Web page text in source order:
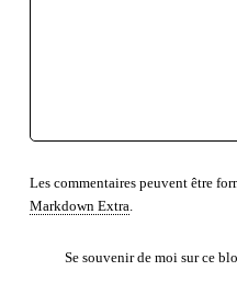
Les commentaires peuvent être
Markdown Extra
Se souvenir de moi sur ce